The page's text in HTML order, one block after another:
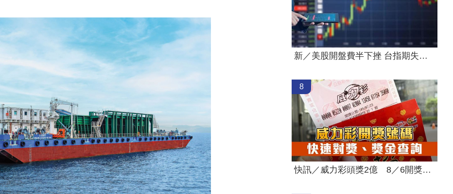
新／美股開盤費半下挫 台指期失守44000點
8
快訊／威力彩頭獎2億 8／6開獎號碼